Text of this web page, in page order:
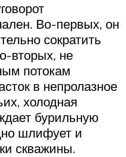
Во-первых, он
сократить
вторых, не
потокам
в непролазное
холодная
бурильную
шлифует и
скважины.